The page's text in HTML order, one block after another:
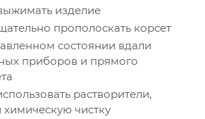
изделие
прополоскать корсет
состоянии вдали
приборов и прямого
растворители,
химическую чистку